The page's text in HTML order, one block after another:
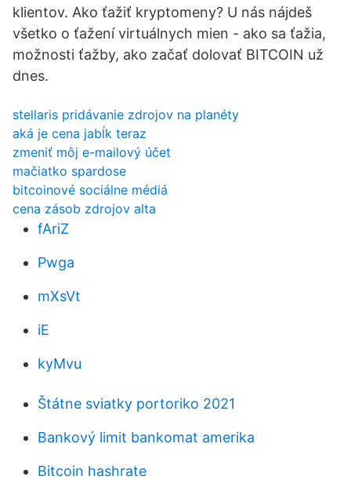
klientov. Ako ťažiť kryptomeny? U nás nájdeš
všetko o ťažení virtuálnych mien - ako sa ťažia,
možnosti ťažby, ako začať dolovať BITCOIN už
dnes.
stellaris pridávanie zdrojov na planéty
aká je cena jabĺk teraz
zmeniť môj e-mailový účet
mačiatko spardose
bitcoinové sociálne médiá
cena zásob zdrojov alta
fAriZ
Pwga
mXsVt
iE
kyMvu
Štátne sviatky portoriko 2021
Bankový limit bankomat amerika
Bitcoin hashrate